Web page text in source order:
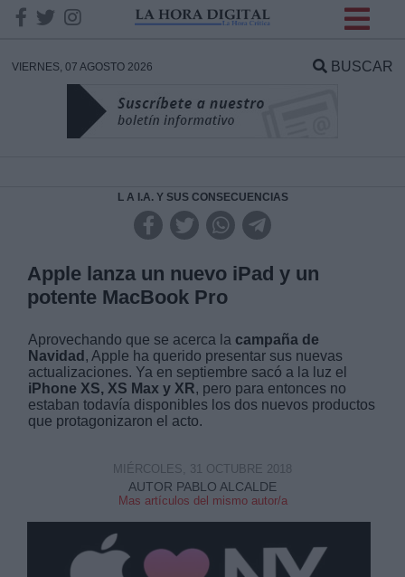
VIERNES, 07 AGOSTO 2026 BUSCAR
L A I.A. Y SUS CONSECUENCIAS
Apple lanza un nuevo iPad y un
potente MacBook Pro
Aprovechando que se acerca la campaña de
Navidad , Apple ha querido presentar sus nuevas
actualizaciones. Ya en septiembre sacó a la luz el
iPhone XS, XS Max y XR, pero para entonces no
estaban todavía disponibles los dos nuevos productos
que protagonizaron el acto.
AUTOR PABLO ALCALDE
Mas artículos del mismo autor/a
MIÉRCOLES, 31 OCTUBRE 2018
DATOS
Responsable:
Destinatarios:
Derechos: